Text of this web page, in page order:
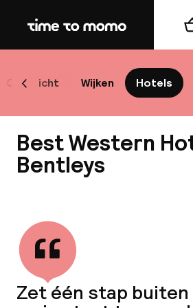
Home
Overzicht Wijken Hotels
Scroll naar links
Best Western
Bentleys
Zet één stap